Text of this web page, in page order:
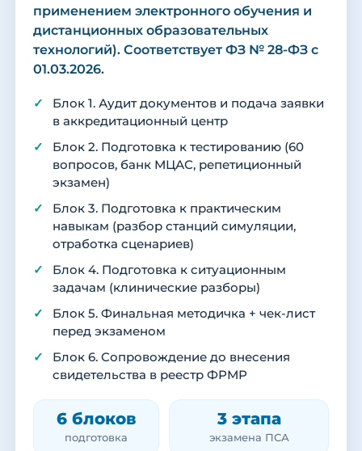
применением электронного обучения и
дистанционных образовательных
технологий). Соответствует ФЗ № 28-ФЗ с
01.03.2026.
Блок 1. Аудит документов и подача заявки
в аккредитационный центр
Блок 2. Подготовка к тестированию (60
вопросов, банк МЦАС, репетиционный
экзамен)
Блок 3. Подготовка к практическим
навыкам (разбор станций симуляции,
отработка сценариев)
Блок 4. Подготовка к ситуационным
задачам (клинические разборы)
Блок 5. Финальная методичка + чек-лист
перед экзаменом
Блок 6. Сопровождение до внесения
свидетельства в реестр ФРМР
6 блоков
подготовка
3 этапа
экзамена ПСА